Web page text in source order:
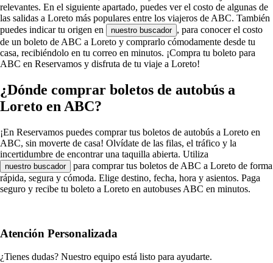
relevantes. En el siguiente apartado, puedes ver el costo de algunas de
las salidas a Loreto más populares entre los viajeros de ABC. También
puedes indicar tu origen en
nuestro buscador , para conocer el costo
de un boleto de ABC a Loreto y comprarlo cómodamente desde tu
casa, recibiéndolo en tu correo en minutos. ¡Compra tu boleto para
ABC en Reservamos y disfruta de tu viaje a Loreto!
¿Dónde comprar boletos de autobús a
Loreto en ABC?
¡En Reservamos puedes comprar tus boletos de autobús a Loreto en
ABC, sin moverte de casa! Olvídate de las filas, el tráfico y la
incertidumbre de encontrar una taquilla abierta. Utiliza
nuestro buscador
para comprar tus boletos de ABC a Loreto de forma
rápida, segura y cómoda. Elige destino, fecha, hora y asientos. Paga
seguro y recibe tu boleto a Loreto en autobuses ABC en minutos.
Atención Personalizada
¿Tienes dudas? Nuestro equipo está listo para ayudarte.